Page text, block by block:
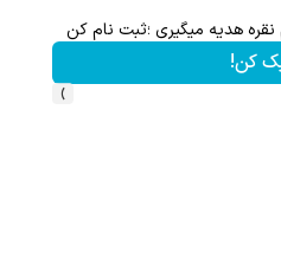
هدیه میگیری ؛ثبت نام کن
کن!
›